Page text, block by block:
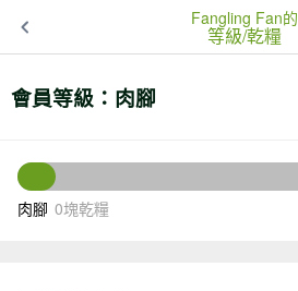
Fangling Fan的
等級/乾糧
會員等級： 肉腳
肉腳 0塊乾糧